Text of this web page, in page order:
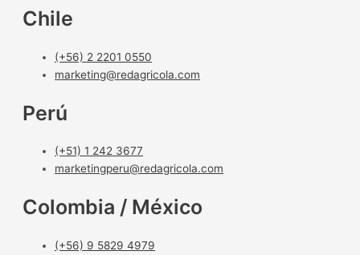
Chile
(+56) 2 2201 0550
marketing@redagricola.com
Perú
(+51) 1 242 3677
marketingperu@redagricola.com
Colombia / México
(+56) 9 5829 4979